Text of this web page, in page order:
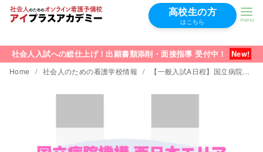
高校生の方
はこちら
社会人入試への総仕上げ！出願書類添削・面接指導 受付中！
Home 社会人のための看護学校情報 【一般入試A日程】国立病院機構附属看護学校（西日本）英語の傾向と対策【過去問7年分】